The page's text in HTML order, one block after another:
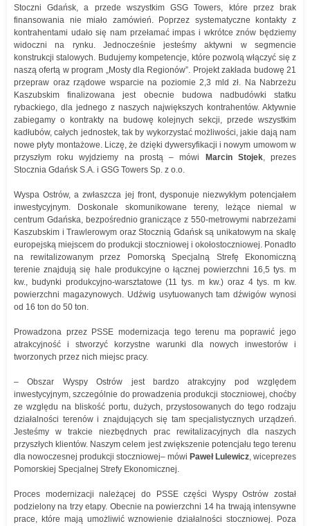
Stoczni Gdańsk, a przede wszystkim GSG Towers, które przez brak
finansowania nie miało zamówień. Poprzez systematyczne kontakty z
kontrahentami udało się nam przełamać impas i wkrótce znów będziemy
widoczni na rynku. Jednocześnie jesteśmy aktywni w segmencie
konstrukcji stalowych. Budujemy kompetencje, które pozwolą włączyć się z
naszą ofertą w program „Mosty dla Regionów”. Projekt zakłada budowę 21
przepraw oraz rządowe wsparcie na poziomie 2,3 mld zł. Na Nabrzeżu
Kaszubskim finalizowana jest obecnie budowa nadbudówki statku
rybackiego, dla jednego z naszych największych kontrahentów. Aktywnie
zabiegamy o kontrakty na budowę kolejnych sekcji, przede wszystkim
kadłubów, całych jednostek, tak by wykorzystać możliwości, jakie dają nam
nowe płyty montażowe. Liczę, że dzięki dywersyfikacji i nowym umowom w
przyszłym roku wyjdziemy na prostą – mówi
Marcin Stojek, prezes
Stocznia Gdańsk S.A. i GSG Towers Sp. z o.o.
Wyspa Ostrów, a zwłaszcza jej front, dysponuje niezwykłym potencjałem
inwestycyjnym. Doskonale skomunikowane tereny, leżące niemal w
centrum Gdańska, bezpośrednio graniczące z 550-metrowymi nabrzeżami
Kaszubskim i Trawlerowym oraz Stocznią Gdańsk są unikatowym na skalę
europejską miejscem do produkcji stoczniowej i okołostoczniowej. Ponadto
na rewitalizowanym przez Pomorską Specjalną Strefę Ekonomiczną
terenie znajdują się hale produkcyjne o łącznej powierzchni 16,5 tys. m
kw., budynki produkcyjno-warsztatowe (11 tys. m kw.) oraz 4 tys. m kw.
powierzchni magazynowych. Udźwig usytuowanych tam dźwigów wynosi
od 16 ton do 50 ton.
Prowadzona przez PSSE modernizacja tego terenu ma poprawić jego
atrakcyjność i stworzyć korzystne warunki dla nowych inwestorów i
tworzonych przez nich miejsc pracy.
– Obszar Wyspy Ostrów jest bardzo atrakcyjny pod względem
inwestycyjnym, szczególnie do prowadzenia produkcji stoczniowej, choćby
ze względu na bliskość portu, dużych, przystosowanych do tego rodzaju
działalności terenów i znajdujących się tam specjalistycznych urządzeń.
Jesteśmy w trakcie niezbędnych prac rewitalizacyjnych dla naszych
przyszłych klientów. Naszym celem jest zwiększenie potencjału tego terenu
dla nowoczesnej produkcji stoczniowej– mówi Paweł Lulewicz, wiceprezes
Pomorskiej Specjalnej Strefy Ekonomicznej.
Proces modernizacji należącej do PSSE części Wyspy Ostrów został
podzielony na trzy etapy. Obecnie na powierzchni 14 ha trwają intensywne
prace, które mają umożliwić wznowienie działalności stoczniowej. Poza